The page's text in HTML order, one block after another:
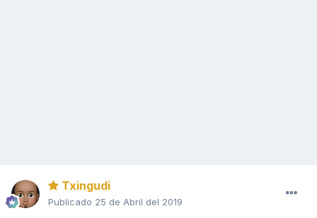
Txingudi
Publicado 25 de Abril del 2019